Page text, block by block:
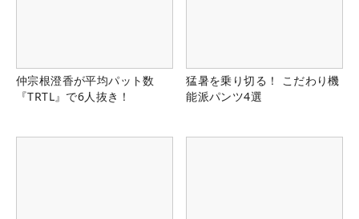
仲宗根澄香が平均パット数
『TRTL』で6人抜き！
猛暑を乗り切る！ こだわり機
能派パンツ4選